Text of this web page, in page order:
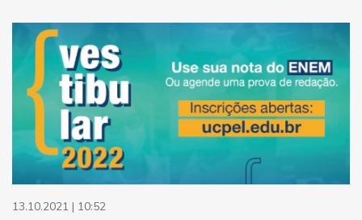
13.10.2021 | 10:52